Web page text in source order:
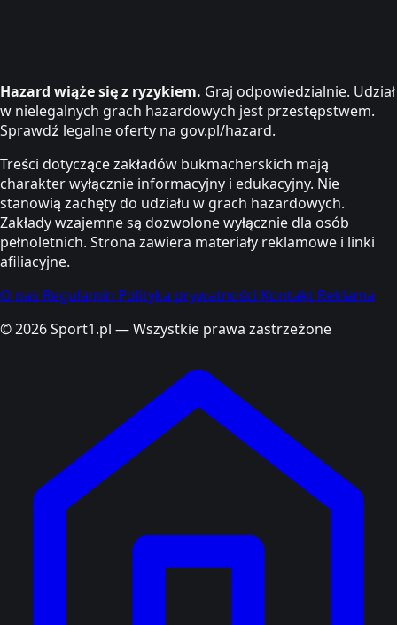
Hazard wiąże się z ryzykiem. Graj odpowiedzialnie. Udział
w nielegalnych grach hazardowych jest przestępstwem.
Sprawdź legalne oferty na gov.pl/hazard.
Treści dotyczące zakładów bukmacherskich mają
charakter wyłącznie informacyjny i edukacyjny. Nie
stanowią zachęty do udziału w grach hazardowych.
Zakłady wzajemne są dozwolone wyłącznie dla osób
pełnoletnich. Strona zawiera materiały reklamowe i linki
afiliacyjne.
O nas Regulamin Polityka prywatności Kontakt Reklama
© 2026 Sport1.pl — Wszystkie prawa zastrzeżone